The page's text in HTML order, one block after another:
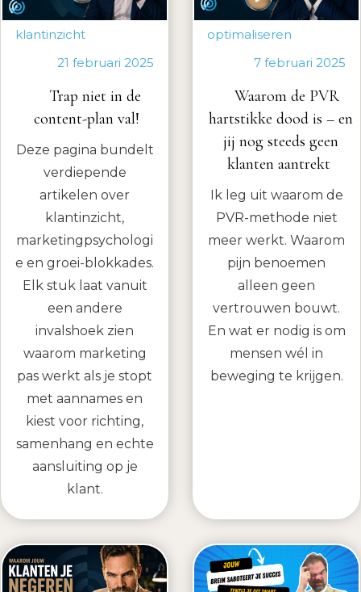
klantinzicht
21 februari 2025
Trap niet in de
content-plan val!
Deze pagina bundelt
verdiepende
artikelen over
klantinzicht,
marketingpsychologi
e en groei-blokkades.
Elk stuk laat vanuit
een andere
invalshoek zien
waarom marketing
pas werkt als je stopt
met aannames en
kiest voor richting,
samenhang en echte
aansluiting op je
klant.
optimaliseren
7 februari 2025
Waarom de PVR
hartstikke dood is – en
jij nog steeds geen
klanten aantrekt
Ik leg uit waarom de
PVR-methode niet
meer werkt. Waarom
pijn benoemen
alleen geen
vertrouwen bouwt.
En wat er nodig is om
mensen wél in
beweging te krijgen.